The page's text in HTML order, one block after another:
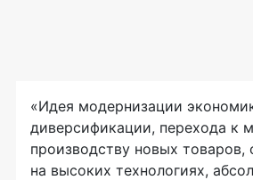
«Идея модернизации
диверсификации, перехода к
производству новых товаров,
на высоких технологиях,